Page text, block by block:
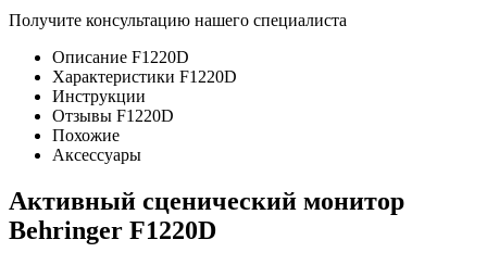
Получите консультацию нашего специалиста
Описание F1220D
Характеристики F1220D
Инструкции
Отзывы F1220D
Похожие
Аксессуары
Активный сценический монитор
Behringer F1220D